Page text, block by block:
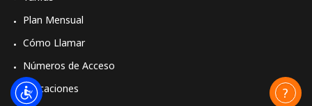
Plan Mensual
Cómo Llamar
Números de Acceso
Aplicaciones